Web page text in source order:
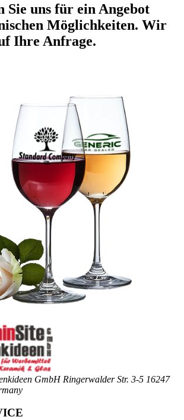
Sie uns für ein Angebot
Möglichkeiten. Wir
Ihre Anfrage.
GmbH Ringerwalder Str. 3-5 16247